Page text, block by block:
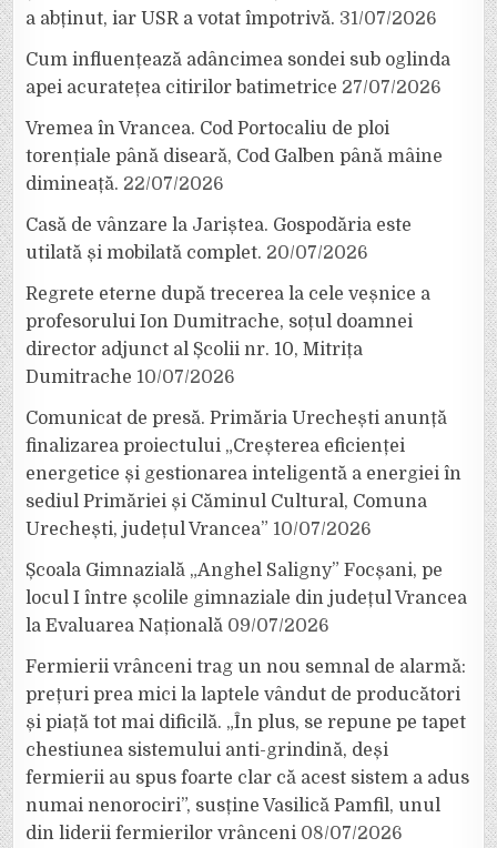
a abținut, iar USR a votat împotrivă. 31/07/2026
Cum influențează adâncimea sondei sub oglinda
apei acuratețea citirilor batimetrice 27/07/2026
Vremea în Vrancea. Cod Portocaliu de ploi
torențiale până diseară, Cod Galben până mâine
dimineață. 22/07/2026
Casă de vânzare la Jariștea. Gospodăria este
utilată și mobilată complet. 20/07/2026
Regrete eterne după trecerea la cele veșnice a
profesorului Ion Dumitrache, soțul doamnei
director adjunct al Școlii nr. 10, Mitrița
Dumitrache 10/07/2026
Comunicat de presă. Primăria Urechești anunță
finalizarea proiectului „Creșterea eficienței
energetice și gestionarea inteligentă a energiei în
sediul Primăriei și Căminul Cultural, Comuna
Urechești, județul Vrancea” 10/07/2026
Școala Gimnazială „Anghel Saligny” Focșani, pe
locul I între școlile gimnaziale din județul Vrancea
la Evaluarea Națională 09/07/2026
Fermierii vrânceni trag un nou semnal de alarmă:
prețuri prea mici la laptele vândut de producători
și piață tot mai dificilă. „În plus, se repune pe tapet
chestiunea sistemului anti-grindină, deși
fermierii au spus foarte clar că acest sistem a adus
numai nenorociri”, susține Vasilică Pamfil, unul
din liderii fermierilor vrânceni 08/07/2026